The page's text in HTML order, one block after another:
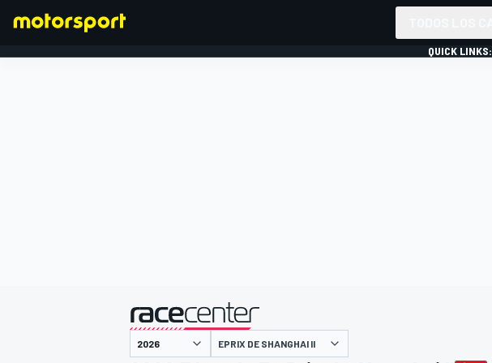
QUICK LINKS:
presentado por
EPRIX DE SHANGHAI II